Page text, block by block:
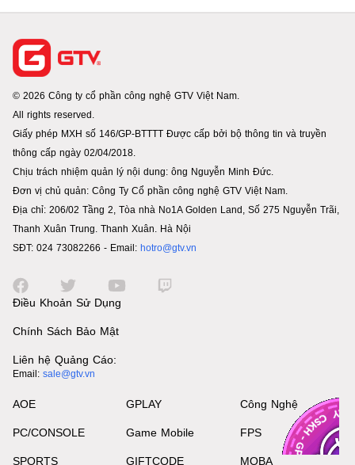
© 2026 Công ty cổ phần công nghệ GTV Việt Nam.
All rights reserved.
Giấy phép MXH số 146/GP-BTTTT Được cấp bởi bộ thông tin và truyền
thông cấp ngày 02/04/2018.
Chịu trách nhiệm quản lý nội dung: ông Nguyễn Minh Đức.
Đơn vị chủ quản: Công Ty Cổ phần công nghệ GTV Việt Nam.
Địa chỉ: 206/02 Tầng 2, Tòa nhà No1A Golden Land, Số 275 Nguyễn Trãi,
Thanh Xuân Trung. Thanh Xuân. Hà Nội
SĐT: 024 73082266 - Email: hotro@gtv.vn
Điều Khoản Sử Dụng
Chính Sách Bảo Mật
Liên hệ Quảng Cáo:
Email: sale@gtv.vn
AOE
PC/CONSOLE
SPORTS
GPLAY
Game Mobile
GIFTCODE
Công Nghệ
FPS
MOBA